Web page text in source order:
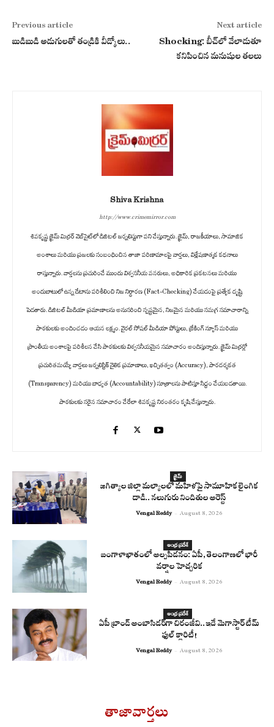
Previous article
బుడిబుడి అడుగులతో తండ్రికి వీడ్కోలు..
Next article
Shocking: బీచ్‌లో వేలాడుతూ
కనిపించిన మనుషుల తలలు
Shiva Krishna
http://www.crimemirror.com
శివకృష్ణ క్రైమ్ మిర్రర్ వెబ్‌సైట్‌లో డిజిటల్ జర్నలిస్టుగా పని చేస్తున్నారు. క్రైమ్, రాజకీయాలు, సామాజిక
అంశాలు మరియు ప్రజలకు సంబంధించిన తాజా పరిణామాలపై వార్తలు, విశ్లేషణాత్మక కథనాలు
రాస్తున్నారు. వార్తలను ప్రచురించే ముందు విశ్వసనీయ వనరులు, అధికారిక ప్రకటనలు మరియు
అందుబాటులో ఉన్న డేటాను పరిశీలించి నిజ నిర్ధారణ (Fact-Checking) చేయడంపై ప్రత్యేక దృష్టి
పెడతారు. డిజిటల్ మీడియా ప్రమాణాలను అనుసరించి స్పష్టమైన, నిజమైన మరియు సమగ్ర సమాచారాన్ని
పాఠకులకు అందించడం ఆయన లక్ష్యం. వైరల్ సోషల్ మీడియా పోస్టులు, బ్రేకింగ్ న్యూస్ మరియు
ప్రాంతీయ అంశాలపై పరిశీలన చేసి పాఠకులకు విశ్వసనీయమైన సమాచారం అందిస్తున్నారు. క్రైమ్ మిర్రర్లో
ప్రచురితమయ్యే వార్తలు జర్నలిస్టిక్ నైతిక ప్రమాణాలు, ఖచ్చితత్వం (Accuracy), పారదర్శకత
(Transparency) మరియు బాధ్యత (Accountability) సూత్రాలను పాటిస్తూ సిద్ధం చేయబడతాయి.
పాఠకులకు సరైన సమాచారం చేరేలా శివకృష్ణ నిరంతరం కృషి చేస్తున్నారు.
క్రైమ్
జగిత్యాల జిల్లా మల్యాలలో మహిళపై సామూహిక లైంగిక
దాడి.. నలుగురు నిందితుల అరెస్ట్
Vengal Reddy - August 8, 2026
ఆంధ్ర ప్రదేశ్
బంగాళాఖాతంలో అల్పపీడనం: ఏపీ, తెలంగాణలో భారీ
వర్షాల హెచ్చరిక
Vengal Reddy - August 8, 2026
ఆంధ్ర ప్రదేశ్
ఏపీ బ్రాండ్ అంబాసిడర్‌గా చిరంజీవి..ఇదే మెగాస్టార్ టీమ్
ఫుల్ క్లారిటీ!
Vengal Reddy - August 8, 2026
తాజావార్తలు